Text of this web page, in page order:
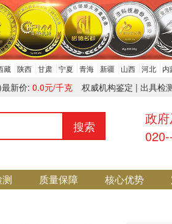
藏 陕西 甘肃 宁夏 青海 新疆 山西 河北 内
权威机构鉴定 | 出具检
新价: 0.0元/千克
搜索
政府
质量保障 核心优势